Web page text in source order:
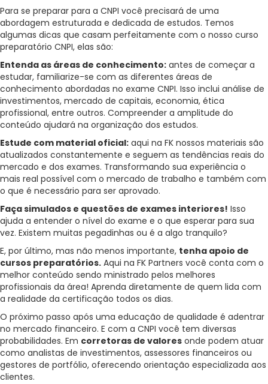
Para se preparar para a CNPI você precisará de uma
abordagem estruturada e dedicada de estudos. Temos
algumas dicas que casam perfeitamente com o nosso curso
preparatório CNPI, elas são:
Entenda as áreas de conhecimento: antes de começar a
estudar, familiarize-se com as diferentes áreas de
conhecimento abordadas no exame CNPI. Isso inclui análise de
investimentos, mercado de capitais, economia, ética
profissional, entre outros. Compreender a amplitude do
conteúdo ajudará na organização dos estudos.
Estude com material oficial: aqui na FK nossos materiais são
atualizados constantemente e seguem as tendências reais do
mercado e dos exames. Transformando sua experiência o
mais real possível com o mercado de trabalho e também com
o que é necessário para ser aprovado.
Faça simulados e questões de exames interiores! Isso
ajuda a entender o nível do exame e o que esperar para sua
vez. Existem muitas pegadinhas ou é a algo tranquilo?
E, por último, mas não menos importante, tenha apoio de
cursos preparatórios. Aqui na FK Partners você conta com o
melhor conteúdo sendo ministrado pelos melhores
profissionais da área! Aprenda diretamente de quem lida com
a realidade da certificação todos os dias.
O próximo passo após uma educação de qualidade é adentrar
no mercado financeiro. E com a CNPI você tem diversas
probabilidades. Em corretoras de valores onde podem atuar
como analistas de investimentos, assessores financeiros ou
gestores de portfólio, oferecendo orientação especializada aos
clientes.